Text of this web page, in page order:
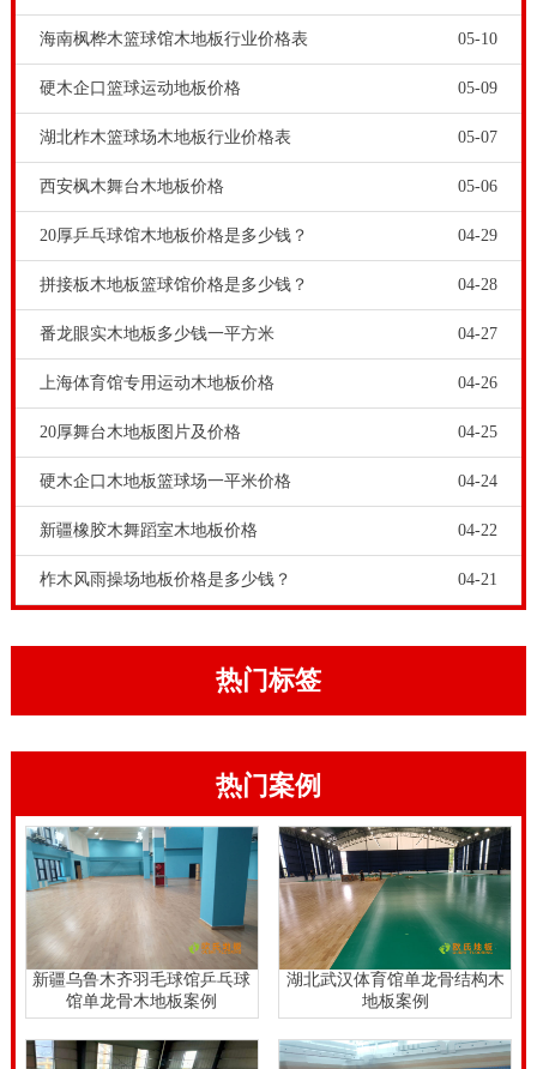
针对严重受损的羽毛球木地板或木地板漆面不合格产
品，当羽毛球木地板因种种原因受到严重的损坏，并且
已经影响到正常使用时，这种情况只靠简单的清洁保养
是达不到理想的效果的，只有专业人士对运动木地板面
层地板进行翻新，也就是要重新打磨成素板、重新上
漆，这样才可以使得体育木地板焕然一新。篮球木地板
价格-价格实木运动地板枫木，篮球场地板的安裝很繁
杂，加工工艺规定很高，假如依照传统式的民用型木地
板安装方法肯定是难以实现的。篮球场地板的安裝一般
要选择专业的生产厂家来开展铺设，确保按时完工，确
保场所的顺利执行，确保足球的一切正常进行，确保商
均衡。这样的运动木地板产品才能出厂，铺装运动木地
板材料也要求含水率要合理。就算运动木地板铺装完成
后，体育场馆和剧院舞台工作人员，也要经常地检测地
面铺装的运动木地板含水率是否均衡。如若失衡，就要
采取补救措施。充分考虑体育场馆的独特性,应用次数非
常高,与此同时会常常做一些道路标线、广告宣传这类,
因此对漆料的耐酸类规定非常好,与此同时,因为漆料可
以在体育场馆木地板表层产生一层防护膜,因此会出现增
加木地板使用期限的益处。给体育文化木地板刷油漆有
保障和美观大方功效。价格实木运动地板枫木。
价格实木运动地板枫木，体育竞赛木地板翻修有时是没
海南枫桦木篮球馆木地板行业价格表 05-10
硬木企口篮球运动地板价格 05-09
湖北柞木篮球场木地板行业价格表 05-07
西安枫木舞台木地板价格 05-06
20厚乒乓球馆木地板价格是多少钱？ 04-29
拼接板木地板篮球馆价格是多少钱？ 04-28
番龙眼实木地板多少钱一平方米 04-27
上海体育馆专用运动木地板价格 04-26
20厚舞台木地板图片及价格 04-25
硬木企口木地板篮球场一平米价格 04-24
新疆橡胶木舞蹈室木地板价格 04-22
柞木风雨操场地板价格是多少钱？ 04-21
热门标签
热门案例
新疆乌鲁木齐羽毛球馆乒乓球
馆单龙骨木地板案例
湖北武汉体育馆单龙骨结构木
地板案例